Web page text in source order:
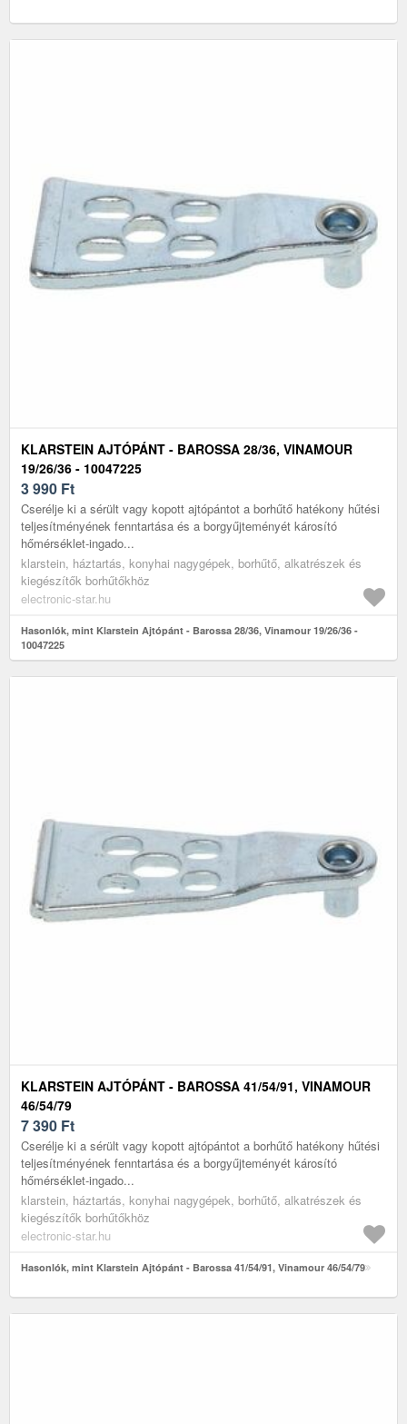
KLARSTEIN AJTÓPÁNT - BAROSSA 28/36, VINAMOUR
19/26/36 - 10047225
3 990 Ft
Cserélje ki a sérült vagy kopott ajtópántot a borhűtő hatékony hűtési
teljesítményének fenntartása és a borgyűjteményét károsító
hőmérséklet-ingado...
klarstein, háztartás, konyhai nagygépek, borhűtő, alkatrészek és
kiegészítők borhűtőkhöz
electronic-star.hu
Hasonlók, mint Klarstein Ajtópánt - Barossa 28/36, Vinamour 19/26/36 -
10047225
KLARSTEIN AJTÓPÁNT - BAROSSA 41/54/91, VINAMOUR
46/54/79
7 390 Ft
Cserélje ki a sérült vagy kopott ajtópántot a borhűtő hatékony hűtési
teljesítményének fenntartása és a borgyűjteményét károsító
hőmérséklet-ingado...
klarstein, háztartás, konyhai nagygépek, borhűtő, alkatrészek és
kiegészítők borhűtőkhöz
electronic-star.hu
Hasonlók, mint Klarstein Ajtópánt - Barossa 41/54/91, Vinamour 46/54/79